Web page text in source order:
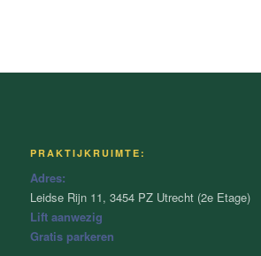
PRAKTIJKRUIMTE:
Adres:
Leidse Rijn 11, 3454 PZ Utrecht (2e Etage)
Lift aanwezig
Gratis parkeren